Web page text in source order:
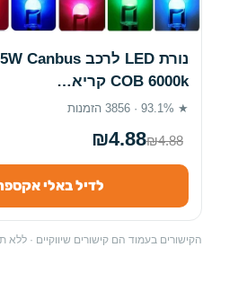
COB 6000k קריא…
★ 93.1% · 3856 הזמנות
₪4.88₪4.88
לדיל באלי
הקישורים בעמוד הם קישורים שיווקיים ·